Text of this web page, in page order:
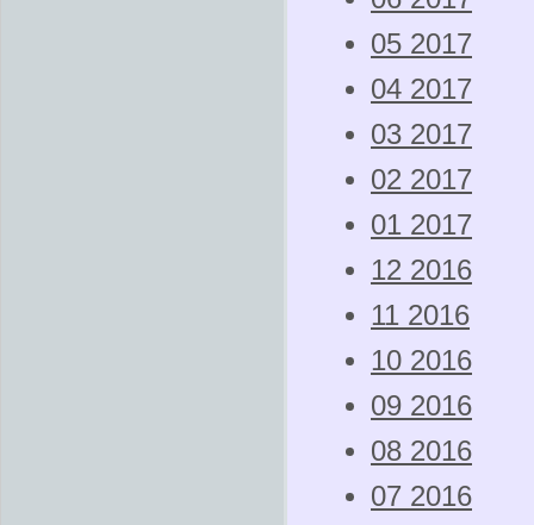
05 2017
04 2017
03 2017
02 2017
01 2017
12 2016
11 2016
10 2016
09 2016
08 2016
07 2016